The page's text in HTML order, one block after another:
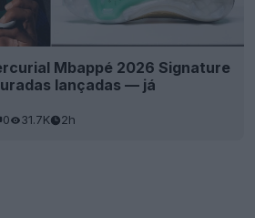
Mbappé 2026 Signature
lançadas — já
0 31.7K 2h